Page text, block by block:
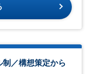
制／構想策定から